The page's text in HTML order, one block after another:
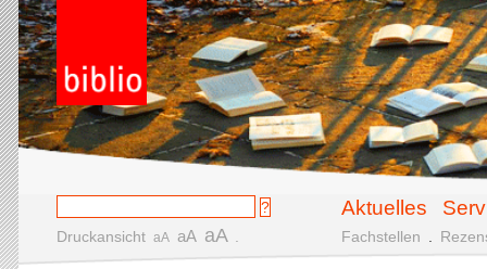
Aktuelles
Druckansicht aA aA aA Fachstellen